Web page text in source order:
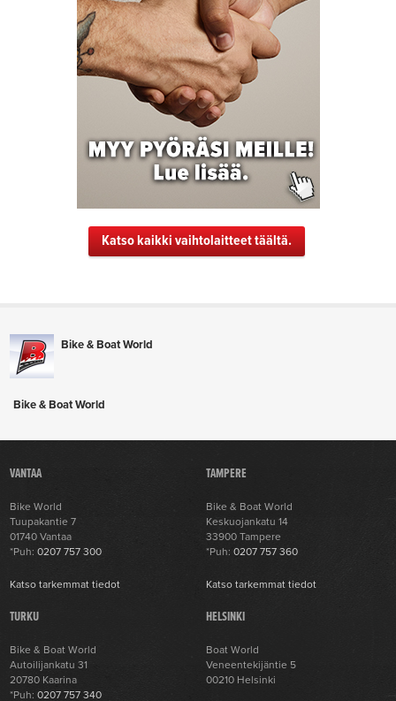
Katso kaikki vaihtolaitteet täältä.
Bike & Boat World
Bike & Boat World
VANTAA
Bike World
Tuupakantie 7
01740 Vantaa
*Puh:0207 757 300
Katso tarkemmat tiedot
TAMPERE
Bike & Boat World
Keskuojankatu 14
33900 Tampere
*Puh:0207 757 360
Katso tarkemmat tiedot
TURKU
Bike & Boat World
Autoilijankatu 31
20780 Kaarina
*Puh:0207 757 340
HELSINKI
Boat World
Veneentekijäntie 5
00210 Helsinki